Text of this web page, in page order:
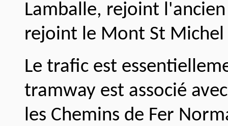
Lamballe, rejoint
rejoint le Mont St
Le trafic est
tramway est associé
les Chemins de Fer